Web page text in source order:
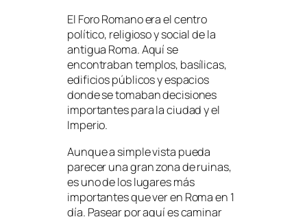
El Foro Romano era el centro
político, religioso y social de la
antigua Roma. Aquí se
encontraban templos, basílicas,
edificios públicos y espacios
donde se tomaban decisiones
importantes para la ciudad y el
Imperio.
Aunque a simple vista pueda
parecer una gran zona de ruinas,
es uno de los lugares más
importantes que ver en Roma en 1
día. Pasear por aquí es caminar